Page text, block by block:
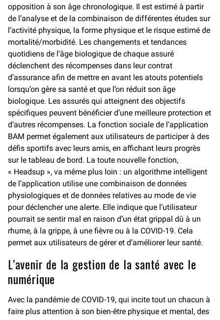
opposition à son âge chronologique. Il est estimé à partir
de l’analyse et de la combinaison de différentes études sur
l’activité physique, la forme physique et le risque estimé de
mortalité/morbidité. Les changements et tendances
quotidiens de l’âge biologique de chaque assuré
déclenchent des récompenses dans leur contrat
d’assurance afin de mettre en avant les atouts potentiels
lorsqu’on gère sa santé et que l’on réduit son âge
biologique. Les assurés qui atteignent des objectifs
spécifiques peuvent bénéficier d’une meilleure protection et
d’autres récompenses. La fonction sociale de l’application
BAM permet également aux utilisateurs de participer à des
défis sportifs avec leurs amis, en affichant leurs progrès
sur le tableau de bord. La toute nouvelle fonction,
« Headsup », va même plus loin : un algorithme intelligent
de l’application utilise une combinaison de données
physiologiques et de données relatives au mode de vie
pour déclencher une alerte. Elle indique que l’utilisateur
pourrait se sentir mal en raison d’un état grippal dû à un
rhume, à la grippe, à une fièvre ou à la COVID-19. Cela
permet aux utilisateurs de gérer et d’améliorer leur santé.
L’avenir de la gestion de la santé avec le
numérique
Avec la pandémie de COVID-19, qui incite tout un chacun à
faire plus attention à son bien-être physique et mental, des